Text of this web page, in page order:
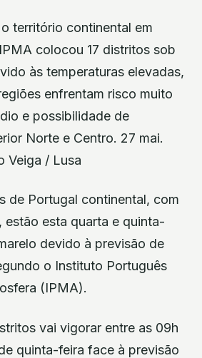
território continental em
colocou 17 distritos sob
às temperaturas elevadas,
enfrentam risco muito
e possibilidade de
Norte e Centro. 27 mai.
Veiga / Lusa
de Portugal continental, com
estão esta quarta e quinta-
devido à previsão de
o Instituto Português
(IPMA).
vai vigorar entre as 09h
quinta-feira face à previsão